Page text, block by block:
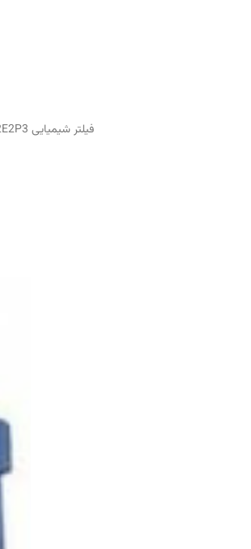
فیلتر شیمیایی A2B2E2P3 برای انواع ماسکهای تمام صورت و نیم صورت ST85 با بدنه پلی‌پروپیلن و کربن فعال، مناسب برای محیط‌های آلوده صنعتی، استاندارد CE ساخت ایتالیا